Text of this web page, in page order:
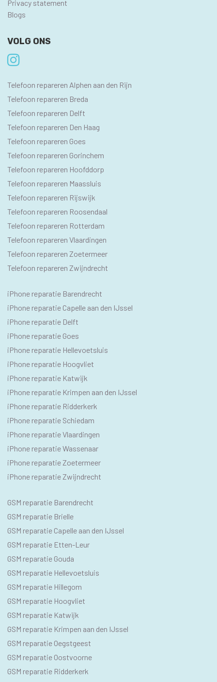
Privacy statement
Blogs
VOLG ONS
SEO
PAGINA'S
Telefoon repareren Alphen aan den Rijn
Telefoon repareren Breda
Telefoon repareren Delft
Telefoon repareren Den Haag
Telefoon repareren Goes
Telefoon repareren Gorinchem
Telefoon repareren Hoofddorp
Telefoon repareren Maassluis
Telefoon repareren Rijswijk
Telefoon repareren Roosendaal
Telefoon repareren Rotterdam
Telefoon repareren Vlaardingen
Telefoon repareren Zoetermeer
Telefoon repareren Zwijndrecht
IPHONE
SEO
TEKSTEN
iPhone reparatie Barendrecht
iPhone reparatie Capelle aan den IJssel
iPhone reparatie Delft
iPhone reparatie Goes
iPhone reparatie Hellevoetsluis
iPhone reparatie Hoogvliet
iPhone reparatie Katwijk
iPhone reparatie Krimpen aan den IJssel
iPhone reparatie Ridderkerk
iPhone reparatie Schiedam
iPhone reparatie Vlaardingen
iPhone reparatie Wassenaar
iPhone reparatie Zoetermeer
iPhone reparatie Zwijndrecht
SEO
GSM
GSM reparatie Barendrecht
GSM reparatie Brielle
GSM reparatie Capelle aan den IJssel
GSM reparatie Etten-Leur
GSM reparatie Gouda
GSM reparatie Hellevoetsluis
GSM reparatie Hillegom
GSM reparatie Hoogvliet
GSM reparatie Katwijk
GSM reparatie Krimpen aan den IJssel
GSM reparatie Oegstgeest
GSM reparatie Oostvoorne
GSM reparatie Ridderkerk